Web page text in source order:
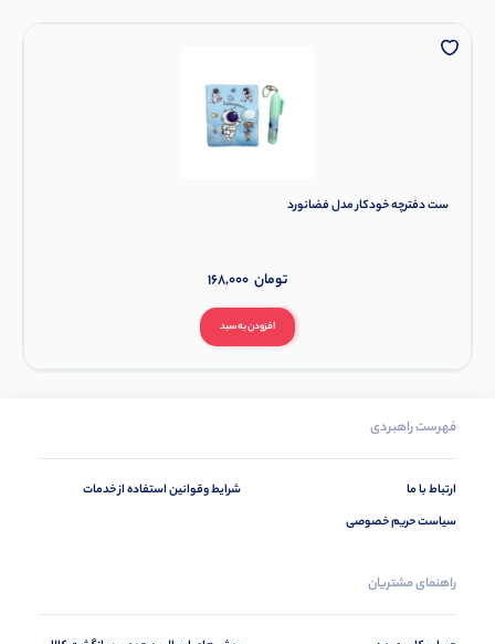
ست دفترچه خودکار مدل فضانورد
افزودن به سبد
168,000 تومان
فهرست راهبردی
ارتباط با ما
سیاست حریم خصوصی
شرایط وقوانین استفاده از خدمات
راهنمای مشتریان